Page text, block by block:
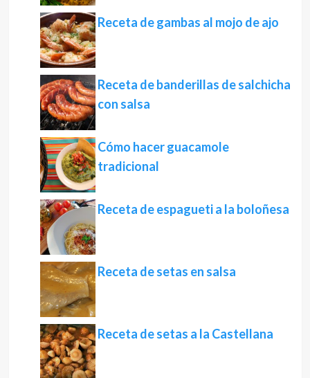
Receta de gambas al mojo de ajo
Receta de banderillas de salchicha
con salsa
Cómo hacer guacamole
tradicional
Receta de espagueti a la boloñesa
Receta de setas en salsa
Receta de setas a la Castellana